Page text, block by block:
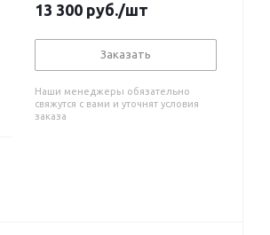
13 300 руб./шт
Заказать
Наши менеджеры обязательно
свяжутся с вами и уточнят условия
заказа